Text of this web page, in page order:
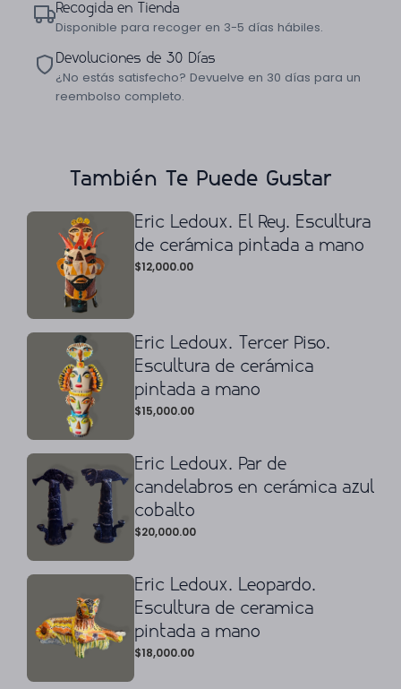
Recogida en Tienda
Disponible para recoger en 3-5 días hábiles.
Devoluciones de 30 Días
¿No estás satisfecho? Devuelve en 30 días para un
reembolso completo.
También Te Puede Gustar
Eric Ledoux. El Rey. Escultura
de cerámica pintada a mano
$12,000.00
Eric Ledoux. Tercer Piso.
Escultura de cerámica
pintada a mano
$15,000.00
Eric Ledoux. Par de
candelabros en cerámica azul
cobalto
$20,000.00
Eric Ledoux. Leopardo.
Escultura de ceramica
pintada a mano
$18,000.00